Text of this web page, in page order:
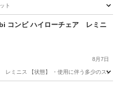
ト
コンビ ハイローチェア レミニ
8月7日
ミニス 【状態】 ・使用に伴う多少のスレ